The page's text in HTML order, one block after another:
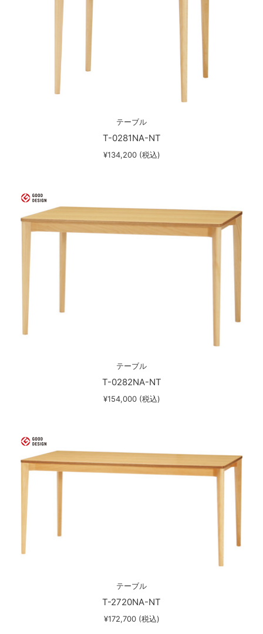
テーブル
T-0281NA-NT
¥134,200 (税込)
テーブル
T-0282NA-NT
¥154,000 (税込)
テーブル
T-2720NA-NT
¥172,700 (税込)